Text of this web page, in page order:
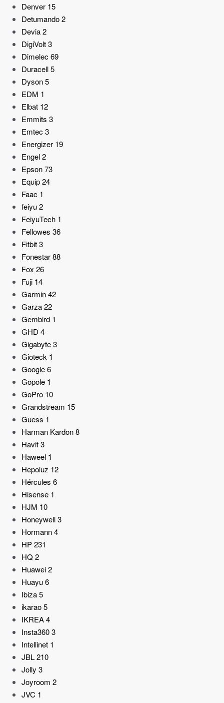
Denver 15
Detumando2
Devia2
DigiVolt3
Dimelec 69
Duracell5
Dyson5
EDM 1
Elbat 12
Emmits 3
Emtec 3
Energizer 19
Engel2
Epson73
Equip24
Faac 1
feiyu2
FeiyuTech 1
Fellowes 36
Fitbit3
Fonestar88
Fox 26
Fuji 14
Garmin42
Garza22
Gembird 1
GHD 4
Gigabyte3
Gioteck 1
Google6
Gopole 1
GoPro 10
Grandstream 15
Guess 1
Harman Kardon8
Havit3
Haweel 1
Hepoluz 12
Hércules 6
Hisense 1
HJM 10
Honeywell3
Hormann4
HP231
HQ 2
Huawei2
Huayu6
Ibiza5
ikarao5
IKREA4
Insta3603
Intellinet 1
JBL210
Jolly 3
Joyroom 2
JVC 1